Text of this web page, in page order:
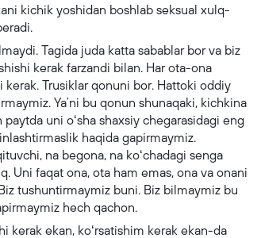
kichik yoshidan boshlab seksual xulq-
Tagida juda katta sabablar bor va biz
kerak farzandi bilan. Har ota-ona
Trusiklar qonuni bor. Hattoki oddiy
Yaʼni bu qonun shunaqaki, kichkina
uni oʻsha shaxsiy chegarasidagi eng
haqida gapirmaymiz.
na begona, na koʻchadagi senga
Uni faqat ona, ota ham emas, ona va onani
tushuntirmaymiz buni. Biz bilmaymiz bu
hech qachon.
kerak ekan, koʻrsatishim kerak ekan-da